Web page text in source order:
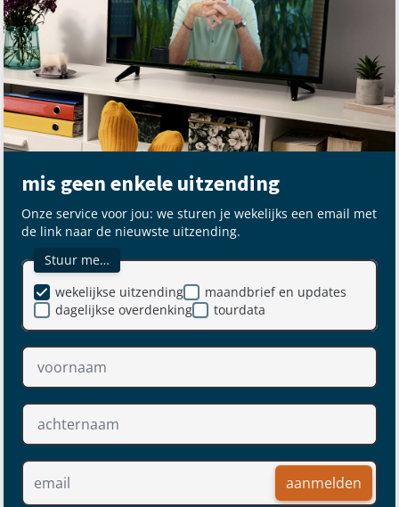
mis geen enkele uitzending
Onze service voor jou: we sturen je wekelijks een email met
de link naar de nieuwste uitzending.
Stuur me…
maandbrief en updates
dagelijkse overdenking
wekelijkse uitzending
tourdata
aanmelden